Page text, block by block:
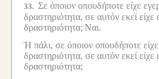
33. Σε όποιον οπουδήποτε είχε
δραστηριότητα, σε αυτόν εκεί είχε
δραστηριότητα; Ναι.
Ή πάλι, σε όποιον οπουδήποτε είχε
δραστηριότητα, σε αυτόν εκεί είχε
δραστηριότητα;